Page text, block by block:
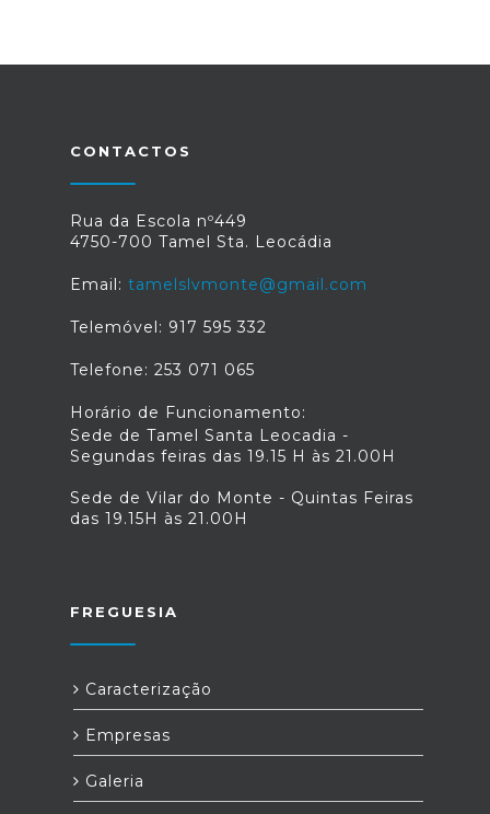
CONTACTOS
Rua da Escola nº449
4750-700 Tamel Sta. Leocádia
Email: tamelslvmonte@gmail.com
Telemóvel: 917 595 332
Telefone: 253 071 065
Horário de Funcionamento:
Sede de Tamel Santa Leocadia -
Segundas feiras das 19.15 H às 21.00H
Sede de Vilar do Monte - Quintas Feiras
das 19.15H às 21.00H
FREGUESIA
Caracterização
Empresas
Galeria